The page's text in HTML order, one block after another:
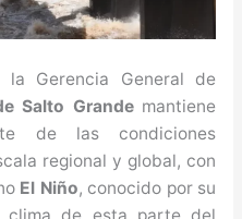
Gerencia General de
Salto Grandemantiene
de las condiciones
regional y global, con
El Niño, conocido por su